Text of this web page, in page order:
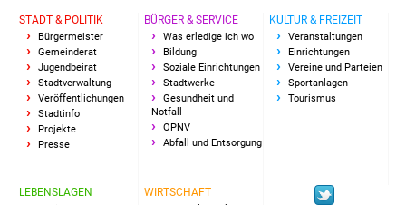
ÖPNV
Bürgerbus (MOBS)
STADT & POLITIK
Bürgermeister
Gemeinderat
Jugendbeirat
Stadtverwaltung
Veröffentlichungen
Stadtinfo
Projekte
Presse
BÜRGER & SERVICE
Was erledige ich wo
Bildung
Soziale Einrichtungen
Stadtwerke
Gesundheit und
Notfall
ÖPNV
Abfall und Entsorgung
KULTUR & FREIZEIT
Veranstaltungen
Einrichtungen
Vereine und Parteien
Sportanlagen
Tourismus
LEBENSLAGEN WIRTSCHAFT